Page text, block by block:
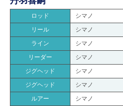
ロッド シマノ
リール
シマノ
ライン
シマノ
リーダー
シマノ
ジグヘッド
シマノ
ジグヘッド
シマノ
ルアー
シマノ